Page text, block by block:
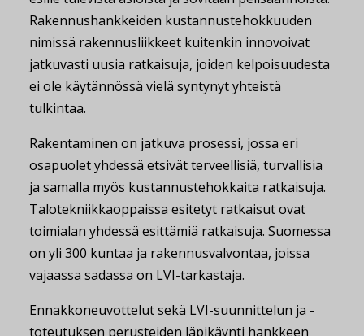
Rakennushankkeiden kustannustehokkuuden
nimissä rakennusliikkeet kuitenkin innovoivat
jatkuvasti uusia ratkaisuja, joiden kelpoisuudesta
ei ole käytännössä vielä syntynyt yhteistä
tulkintaa.
Rakentaminen on jatkuva prosessi, jossa eri
osapuolet yhdessä etsivät terveellisiä, turvallisia
ja samalla myös kustannustehokkaita ratkaisuja.
Talotekniikkaoppaissa esitetyt ratkaisut ovat
toimialan yhdessä esittämiä ratkaisuja. Suomessa
on yli 300 kuntaa ja rakennusvalvontaa, joissa
vajaassa sadassa on LVI-tarkastaja.
Ennakkoneuvottelut sekä LVI-suunnittelun ja -
toteutuksen perusteiden läpikäynti hankkeen